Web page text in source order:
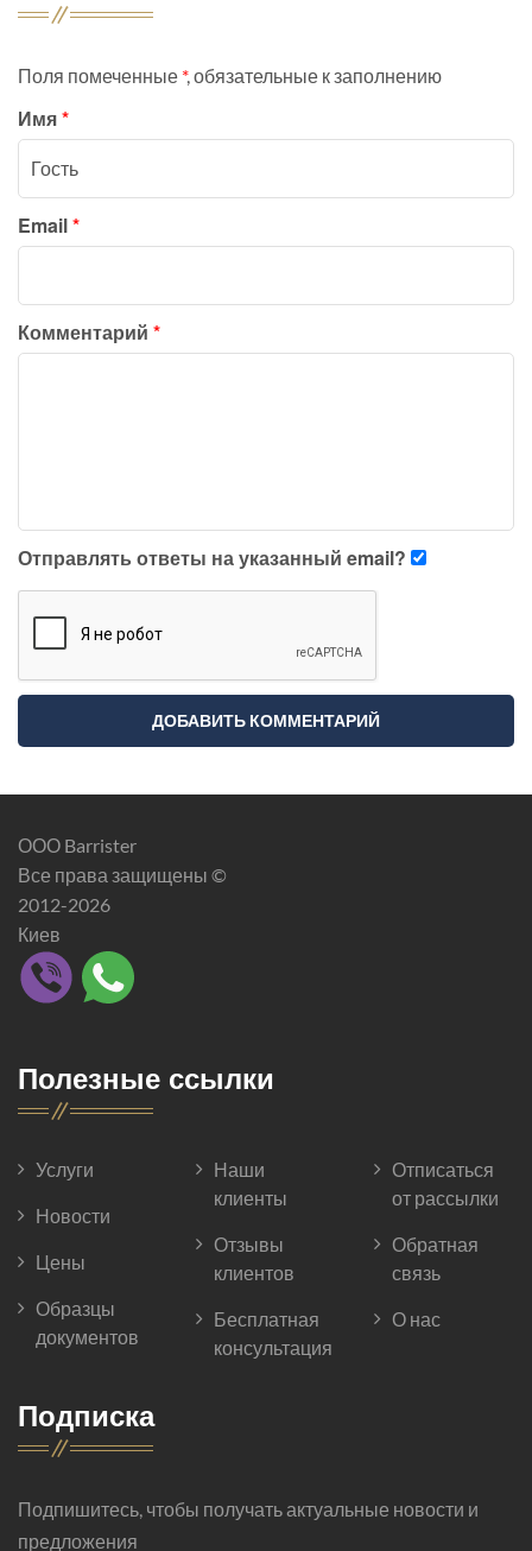
Поля помеченные *, обязательные к заполнению
Имя*
Email*
Комментарий *
Отправлять ответы на указанный email?
ООО Barrister
Все права защищены ©
2012-2026
Киев
Полезные ссылки
Услуги
Новости
Цены
Образцы
документов
Наши
клиенты
Отзывы
клиентов
Бесплатная
консультация
Отписаться
от рассылки
Обратная
связь
О нас
Подписка
Подпишитесь, чтобы получать актуальные новости и
предложения